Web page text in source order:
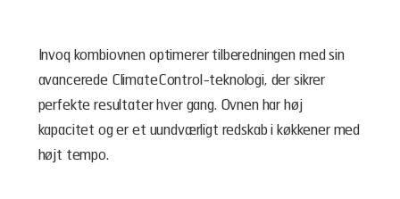
Invoq kombiovnen optimerer tilberedningen med sin
avancerede ClimateControl-teknologi, der sikrer
perfekte resultater hver gang. Ovnen har høj
kapacitet og er et uundværligt redskab i køkkener med
højt tempo.